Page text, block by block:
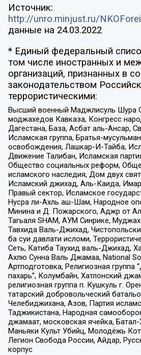
Источник:
http://unro.minjust.ru/
данные на 24.03.2022
* Единый федеральный
том числе иностранных и
организаций, признанных в
законодательством
террористическими:
Высший военный Маджлисуль Шура
моджахедов Кавказа, Конгресс
Дагестана, База, Асбат аль-Ансар,
Исламская группа, Братья-
освобождения, Лашкар-И-Тайба,
Движение Талибан, Исламская
Общество социальных реформ,
исламского наследия, Дом двух
Исламский джихад, Аль-Каида,
Правый сектор, Исламское
Нусра ли-Ахль аш-Шам, Народное
Минина и Д. Пожарского, Аджр от
Тагьаля SHAM, АУМ Синрике,
Тавхида Валь-Джихад,
ба суи давлати исломи,
Сеть, Катиба Таухид валь-Джихад,
Ахлю Сунна Валь Джамаа, National
Артподготовка, Религиозная группа
пахарь”, Колумбайн, Хатлонский
религиозная группа п. Кушкуль г.
татарский добровольческий
Челебиджихана, Азов, Партия
Таджикистана, Народная
джамаат, московская ячейка,
Маньяки Культ Убийц, Молодёжь
Легион Свобода России, Айдар,
корпус